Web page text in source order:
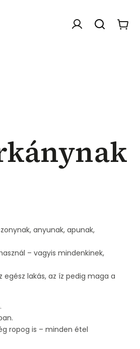
értékelése
anyunak, apunak,
– vagyis mindenkinek,
egész lakás, az íz pedig maga a
ropog is – minden étel